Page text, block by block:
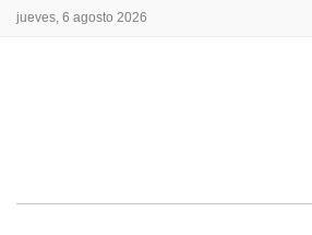
jueves, 6 agosto 2026